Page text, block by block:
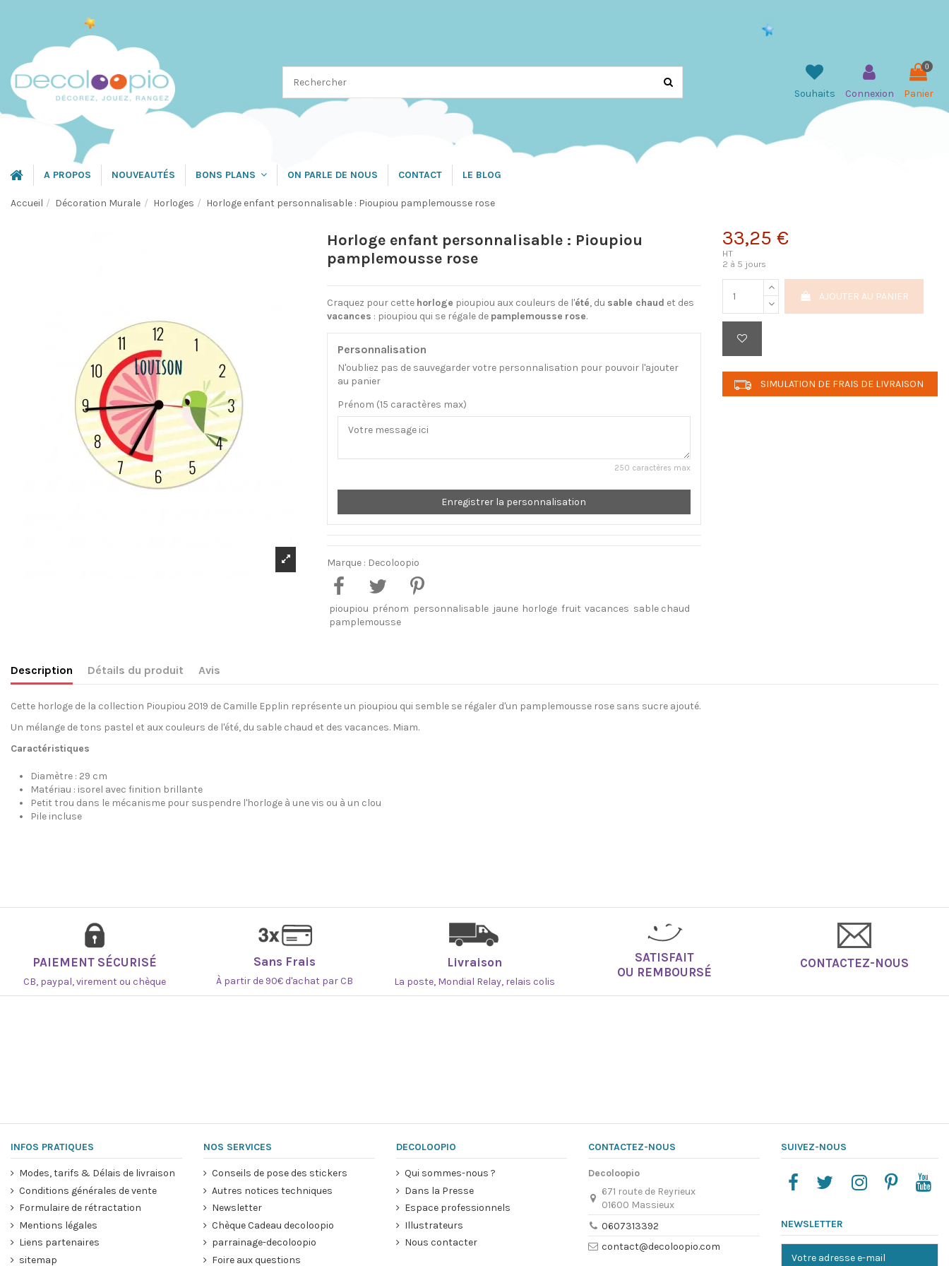
Souhaits Connexion
0
Panier
A PROPOS NOUVEAUTÉS BONS PLANS ON PARLE DE NOUS CONTACT LE BLOG
Accueil Décoration Murale Horloges Horloge enfant personnalisable : Pioupiou pamplemousse rose
Horloge enfant personnalisable : Pioupiou
pamplemousse rose
Craquez pour cette horloge pioupiou aux couleurs de l'été, du sable chaud et des
vacances : pioupiou qui se régale de pamplemousse rose.
Personnalisation
N'oubliez pas de sauvegarder votre personnalisation pour pouvoir l'ajouter
au panier
Prénom (15 caractères max)
250 caractères max
Enregistrer la personnalisation
Marque : Decoloopio
pioupiou prénom personnalisable jaune horloge fruit vacances sable chaud
pamplemousse
33,25 €
HT
2 à 5 jours
AJOUTER AU PANIER
SIMULATION DE FRAIS DE LIVRAISON
Description Détails du produit Avis
Cette horloge de la collection Pioupiou 2019 de Camille Epplin représente un pioupiou qui semble se régaler d'un pamplemousse rose sans sucre ajouté.
Un mélange de tons pastel et aux couleurs de l'été, du sable chaud et des vacances. Miam.
Caractéristiques
Diamètre : 29 cm
Matériau : isorel avec finition brillante
Petit trou dans le mécanisme pour suspendre l'horloge à une vis ou à un clou
Pile incluse
19012-PIOU2
PAIEMENT SÉCURISÉ
CB, paypal, virement ou chèque
Sans Frais
À partir de 90€ d'achat par CB
Livraison
La poste, Mondial Relay, relais colis
SATISFAIT
OU REMBOURSÉ
CONTACTEZ-NOUS
INFOS PRATIQUES
Modes, tarifs & Délais de livraison
Conditions générales de vente
Formulaire de rétractation
Mentions légales
Liens partenaires
sitemap
NOS SERVICES
Conseils de pose des stickers
Autres notices techniques
Newsletter
Chèque Cadeau decoloopio
parrainage-decoloopio
Foire aux questions
DECOLOOPIO
Qui sommes-nous ?
Dans la Presse
Espace professionnels
Illustrateurs
Nous contacter
CONTACTEZ-NOUS
Decoloopio
671 route de Reyrieux
01600 Massieux
0607313392
contact@decoloopio.com
SUIVEZ-NOUS
NEWSLETTER